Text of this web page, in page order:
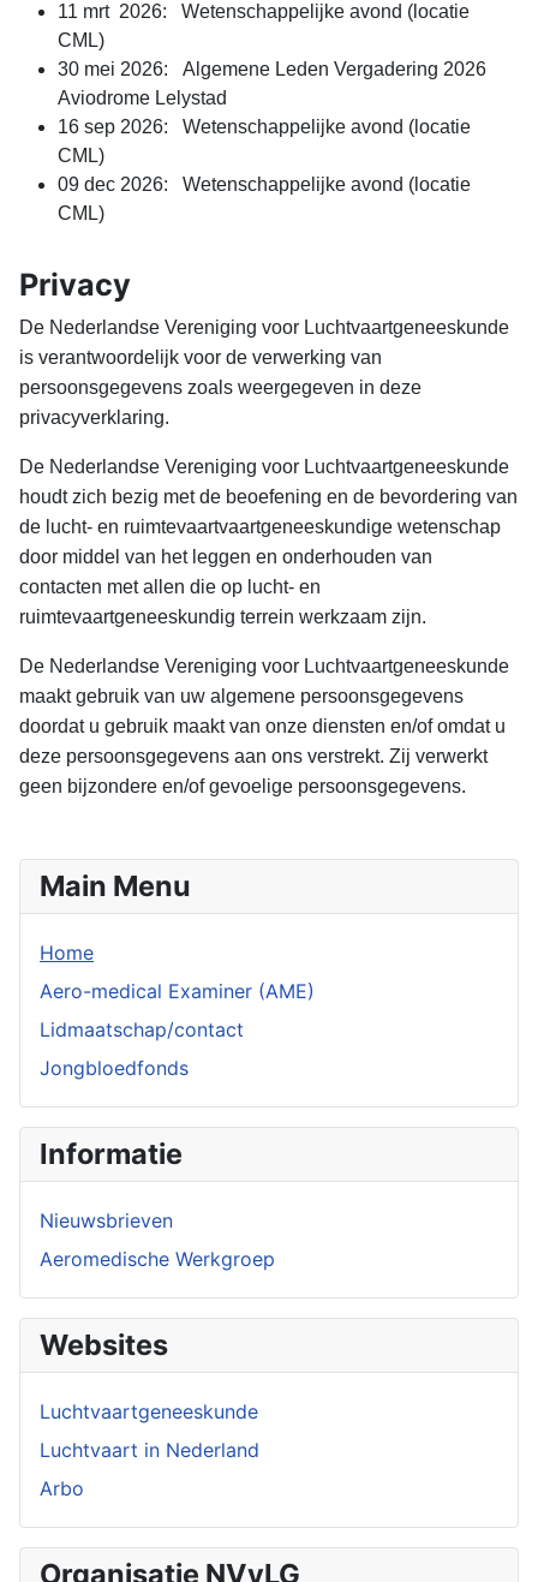
11 mrt 2026: Wetenschappelijke avond (locatie
CML)
30 mei 2026: Algemene Leden Vergadering 2026
Aviodrome Lelystad
16 sep 2026: Wetenschappelijke avond (locatie
CML)
09 dec 2026: Wetenschappelijke avond (locatie
CML)
Privacy
De Nederlandse Vereniging voor Luchtvaartgeneeskunde
is verantwoordelijk voor de verwerking van
persoonsgegevens zoals weergegeven in deze
privacyverklaring.
De Nederlandse Vereniging voor Luchtvaartgeneeskunde
houdt zich bezig met de beoefening en de bevordering van
de lucht- en ruimtevaartvaartgeneeskundige wetenschap
door middel van het leggen en onderhouden van
contacten met allen die op lucht- en
ruimtevaartgeneeskundig terrein werkzaam zijn.
De Nederlandse Vereniging voor Luchtvaartgeneeskunde
maakt gebruik van uw algemene persoonsgegevens
doordat u gebruik maakt van onze diensten en/of omdat u
deze persoonsgegevens aan ons verstrekt. Zij verwerkt
geen bijzondere en/of gevoelige persoonsgegevens.
Main Menu
Home
Aero-medical Examiner (AME)
Lidmaatschap/contact
Jongbloedfonds
Informatie
Nieuwsbrieven
Aeromedische Werkgroep
Websites
Luchtvaartgeneeskunde
Luchtvaart in Nederland
Arbo
Organisatie NVvLG